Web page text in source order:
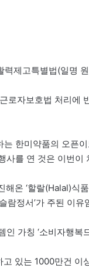
제고특별법(일명
로자보호법 처리에
한미약품의 오픈
사를 연 것은 이번이
온 ‘할랄(Halal)식
람정서’가 주된 이유
가칭 ‘소비자행복
있는 1000만건